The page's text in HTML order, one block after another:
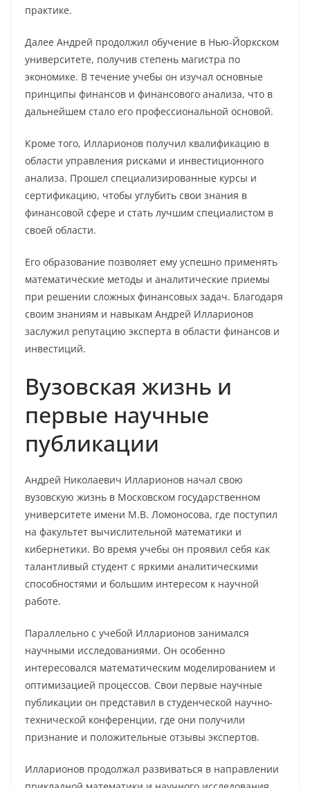
практике.
Далее Андрей продолжил обучение в Нью-Йоркском
университете, получив степень магистра по
экономике. В течение учебы он изучал основные
принципы финансов и финансового анализа, что в
дальнейшем стало его профессиональной основой.
Кроме того, Илларионов получил квалификацию в
области управления рисками и инвестиционного
анализа. Прошел специализированные курсы и
сертификацию, чтобы углубить свои знания в
финансовой сфере и стать лучшим специалистом в
своей области.
Его образование позволяет ему успешно применять
математические методы и аналитические приемы
при решении сложных финансовых задач. Благодаря
своим знаниям и навыкам Андрей Илларионов
заслужил репутацию эксперта в области финансов и
инвестиций.
Вузовская жизнь и
первые научные
публикации
Андрей Николаевич Илларионов начал свою
вузовскую жизнь в Московском государственном
университете имени М.В. Ломоносова, где поступил
на факультет вычислительной математики и
кибернетики. Во время учебы он проявил себя как
талантливый студент с яркими аналитическими
способностями и большим интересом к научной
работе.
Параллельно с учебой Илларионов занимался
научными исследованиями. Он особенно
интересовался математическим моделированием и
оптимизацией процессов. Свои первые научные
публикации он представил в студенческой научно-
технической конференции, где они получили
признание и положительные отзывы экспертов.
Илларионов продолжал развиваться в направлении